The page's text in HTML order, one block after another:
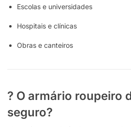
Escolas e universidades
Hospitais e clínicas
Obras e canteiros
? O armário roupeiro
seguro?